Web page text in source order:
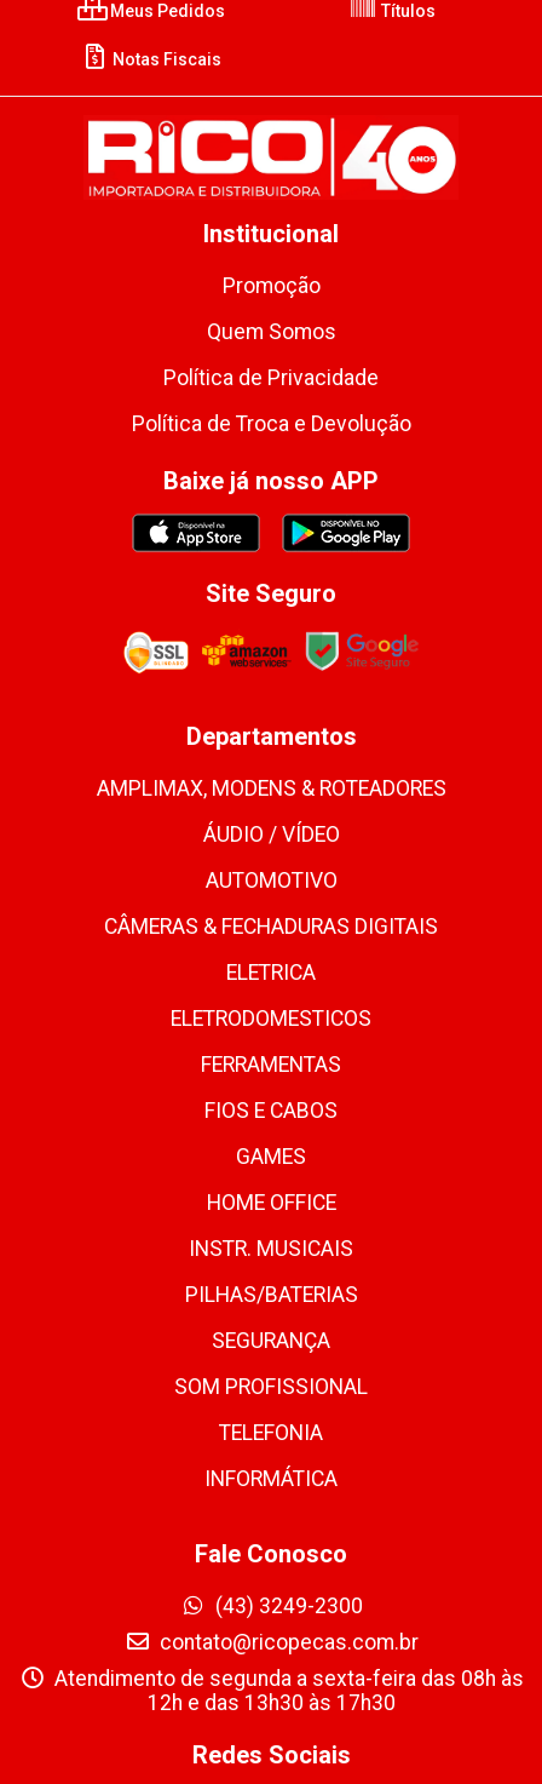
Meus Pedidos Títulos
Notas Fiscais
Institucional
Promoção
Quem Somos
Política de Privacidade
Política de Troca e Devolução
Baixe já nosso APP
Site Seguro
Departamentos
AMPLIMAX, MODENS & ROTEADORES
ÁUDIO / VÍDEO
AUTOMOTIVO
CÂMERAS & FECHADURAS DIGITAIS
ELETRICA
ELETRODOMESTICOS
FERRAMENTAS
FIOS E CABOS
GAMES
HOME OFFICE
INSTR. MUSICAIS
PILHAS/BATERIAS
SEGURANÇA
SOM PROFISSIONAL
TELEFONIA
INFORMÁTICA
Fale Conosco
(43) 3249-2300
contato@ricopecas.com.br
Atendimento de segunda a sexta-feira das 08h às
12h e das 13h30 às 17h30
Redes Sociais